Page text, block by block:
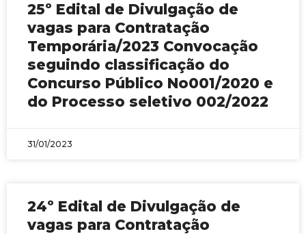
25º Edital de Divulgação de
vagas para Contratação
Temporária/2023 Convocação
seguindo classificação do
Concurso Público No001/2020 e
do Processo seletivo 002/2022
31/01/2023
24º Edital de Divulgação de
vagas para Contratação